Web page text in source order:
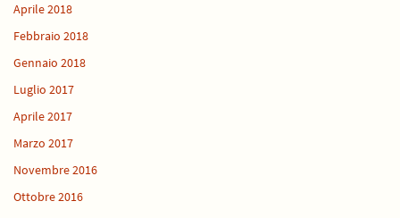
Aprile 2018
Febbraio 2018
Gennaio 2018
Luglio 2017
Aprile 2017
Marzo 2017
Novembre 2016
Ottobre 2016